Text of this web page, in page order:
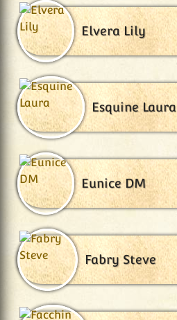
Elvera Lily
Esquine Laura
Eunice DM
Fabry Steve